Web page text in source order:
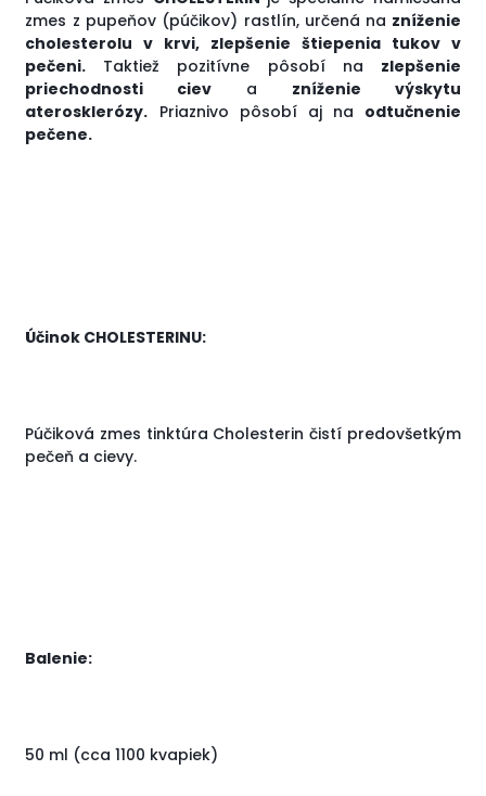
zmes z pupeňov (púčikov) rastlín, určená na zníženie
cholesterolu v krvi, zlepšenie štiepenia tukov v
pečeni. Taktiež pozitívne pôsobí na zlepšenie
priechodnosti ciev a zníženie výskytu
aterosklerózy. Priaznivo pôsobí aj na odtučnenie
pečene.
Účinok CHOLESTERINU:
Púčiková zmes tinktúra Cholesterin čistí predovšetkým
pečeň a cievy.
Balenie:
50 ml (cca 1100 kvapiek)